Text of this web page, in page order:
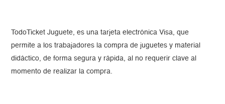
TodoTicket Juguete, es una tarjeta electrónica Visa, que
permite a los trabajadores la compra de juguetes y material
didáctico, de forma segura y rápida, al no requerir clave al
momento de realizar la compra.